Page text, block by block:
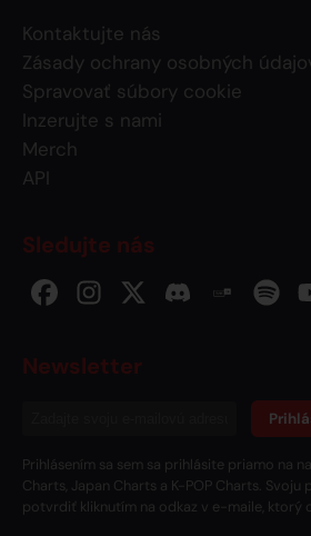
Kontaktujte nás
Zásady ochrany osobných
Spravovať súbory cookie
Inzerujte s nami
Merch
API
Sledujte nás
Newsletter
Prihlásením sa sem sa prihlásite priamo na
Charts, Japan Charts a K-POP Charts.
potvrdiť kliknutím na odkaz v e-maile, ktorý